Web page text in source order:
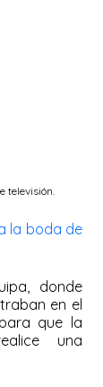
televisión.
la boda de
donde
en el
que la
una